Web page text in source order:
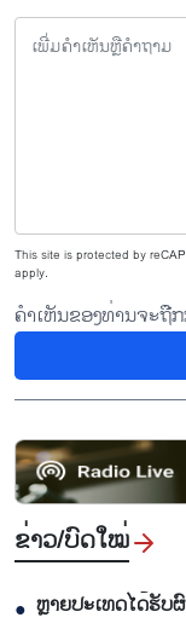
This site is protected by
apply.
ຄຳເຫັນຂອງທ່ານຈະຖື
ຂ່າວ/ບົດ​ໃໝ່
● ຫຼາຍປະເທດໄດ້ຮັບ